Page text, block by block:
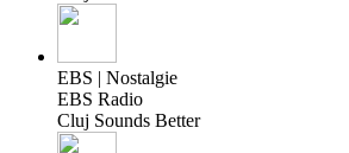
EBS | Nostalgie
EBS Radio
Cluj Sounds Better